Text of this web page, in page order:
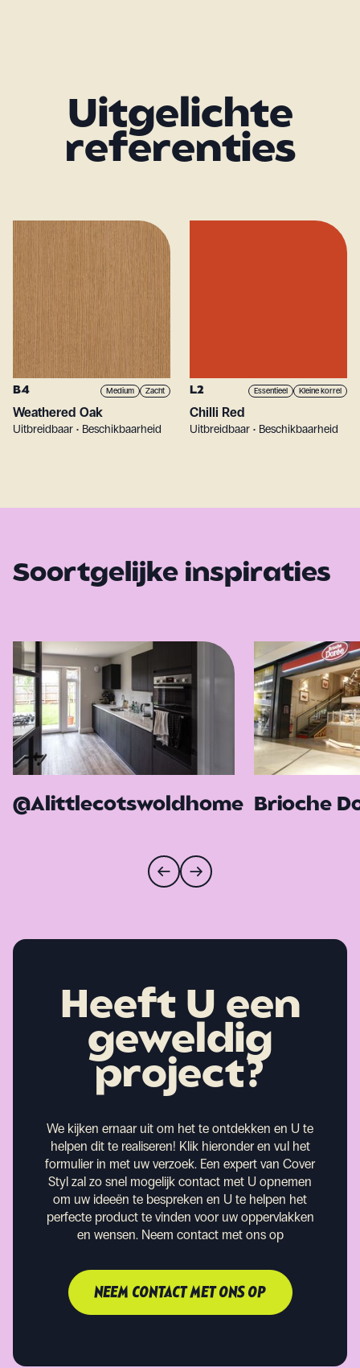
Uitgelichte
referenties
B4 Medium Zacht
Weathered Oak
Uitbreidbaar • Beschikbaarheid
L2 Essentieel Kleine korrel
Chilli Red
Uitbreidbaar • Beschikbaarheid
Soortgelijke inspiraties
@Alittlecotswoldhome Brioche
Heeft U een
geweldig
project?
We kijken ernaar uit om het te ontdekken en U te
helpen dit te realiseren! Klik hieronder en vul het
formulier in met uw verzoek. Een expert van Cover
Styl zal zo snel mogelijk contact met U opnemen
om uw ideeën te bespreken en U te helpen het
perfecte product te vinden voor uw oppervlakken
en wensen. Neem contact met ons op
NEEM CONTACT MET ONS OP